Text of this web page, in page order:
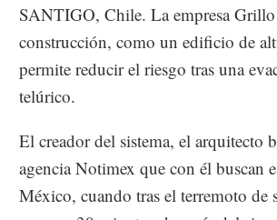
SANTIGO, Chile. La empresa Grillo
construcción, como un edificio de
permite reducir el riesgo tras una
telúrico.
El creador del sistema, el
agencia Notimex que con él buscan
México, cuando tras el terremoto